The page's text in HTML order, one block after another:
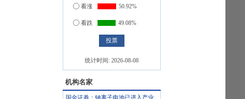
看涨 50.92%
看跌 49.08%
统计时间: 2026-08-08
机构名家
国金证券：钠离子电池已进入产业